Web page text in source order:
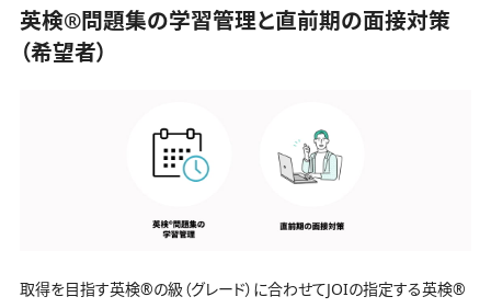
英検®️問題集の学習管理と直前期の面接対策
（希望者）
取得を目指す英検®️の級（グレード）に合わせてJOIの指定する英検®️